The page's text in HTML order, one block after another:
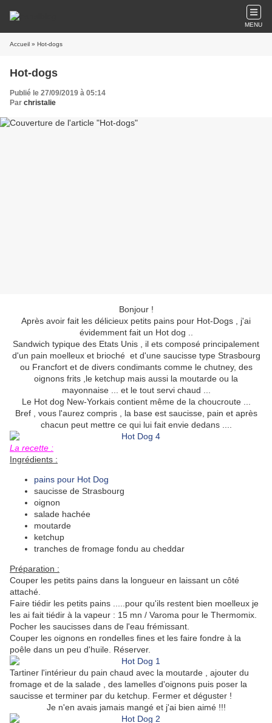
MENU
Accueil » Hot-dogs
Hot-dogs
Publié le 27/09/2019 à 05:14
Par christalie
Bonjour !
Après avoir fait les délicieux petits pains pour Hot-Dogs , j'ai
évidemment fait un Hot dog ..
Sandwich typique des Etats Unis , il ets composé principalement
d'un pain moelleux et brioché et d'une saucisse type Strasbourg
ou Francfort et de divers condimants comme le chutney, des
oignons frits ,le ketchup mais aussi la moutarde ou la
mayonnaise ... et le tout servi chaud ...
Le Hot dog New-Yorkais contient même de la choucroute ...
Bref , vous l'aurez compris , la base est saucisse, pain et après
chacun peut mettre ce qui lui fait envie dedans ....
La recette :
Ingrédients :
pains pour Hot Dog
saucisse de Strasbourg
oignon
salade hachée
moutarde
ketchup
tranches de fromage fondu au cheddar
Préparation :
Couper les petits pains dans la longueur en laissant un côté
attaché.
Faire tiédir les petits pains .....pour qu'ils restent bien moelleux je
les ai fait tiédir à la vapeur : 15 mn / Varoma pour le Thermomix.
Pocher les saucisses dans de l'eau frémissant.
Couper les oignons en rondelles fines et les faire fondre à la
poêle dans un peu d'huile. Réserver.
Tartiner l'intérieur du pain chaud avec la moutarde , ajouter du
fromage et de la salade , des lamelles d'oignons puis poser la
saucisse et terminer par du ketchup. Fermer et déguster !
Je n'en avais jamais mangé et j'ai bien aimé !!!